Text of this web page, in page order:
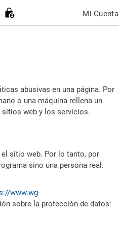
Mi Cuenta
abusivas en una página. Por
o una máquina rellena un
sitios web y los servicios.
sitio web. Por lo tanto, por
sino una persona real.
www.wg-
sobre la protección de datos: